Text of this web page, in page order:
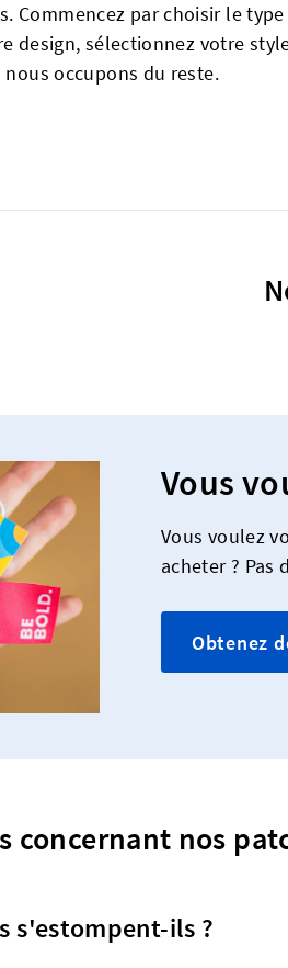
Commencez par choisir le
design, sélectionnez votre
occupons du reste.
Vous
Vous voulez
acheter ? Pas
Obtenez
concernant nos
s'estompent-ils ?